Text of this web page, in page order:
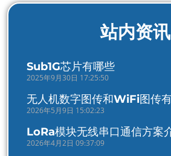
站内资讯
Sub1G芯片有哪些
2025年9月30日 17:25:50
无人机数字图传和WiFi图传
2026年5月9日 15:02:23
LoRa模块无线串口通信方案
2026年4月2日 09:37:09